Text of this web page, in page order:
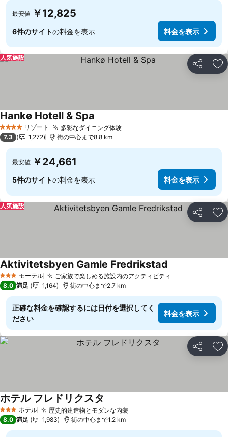
最安値 ￥12,825
6件のサイトの料金を表示 料金を表示
シェア お
人気施設
4 ホテルのランク
リゾート 多彩なダイニング体験
Hankø Hotell & Spa
7.3 1,272 街の中心まで8.8 km
最安値 ￥24,661
5件のサイトの料金を表示 料金を表示
シェア お
人気施設
3 ホテルのランク
モーテル ご家族で楽しめる施設内のアクティビティ
Aktivitetsbyen Gamle Fredrikstad
8.0 満足 1,164 街の中心まで2.7 km
正確な料金を確認するには日付を選択してく
ださい
料金を表示
シェア お
3 ホテルのランク
ホテル 歴史的建造物とモダンな内装
ホテル フレドリクスタ
8.0 満足 1,983 街の中心まで1.2 km